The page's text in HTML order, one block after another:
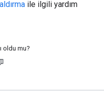
ile ilgili yardım
oldu mu?